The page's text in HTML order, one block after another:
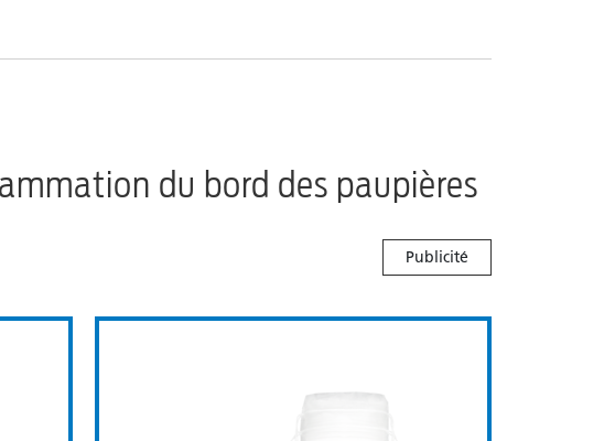
du bord des paupières
Publicité